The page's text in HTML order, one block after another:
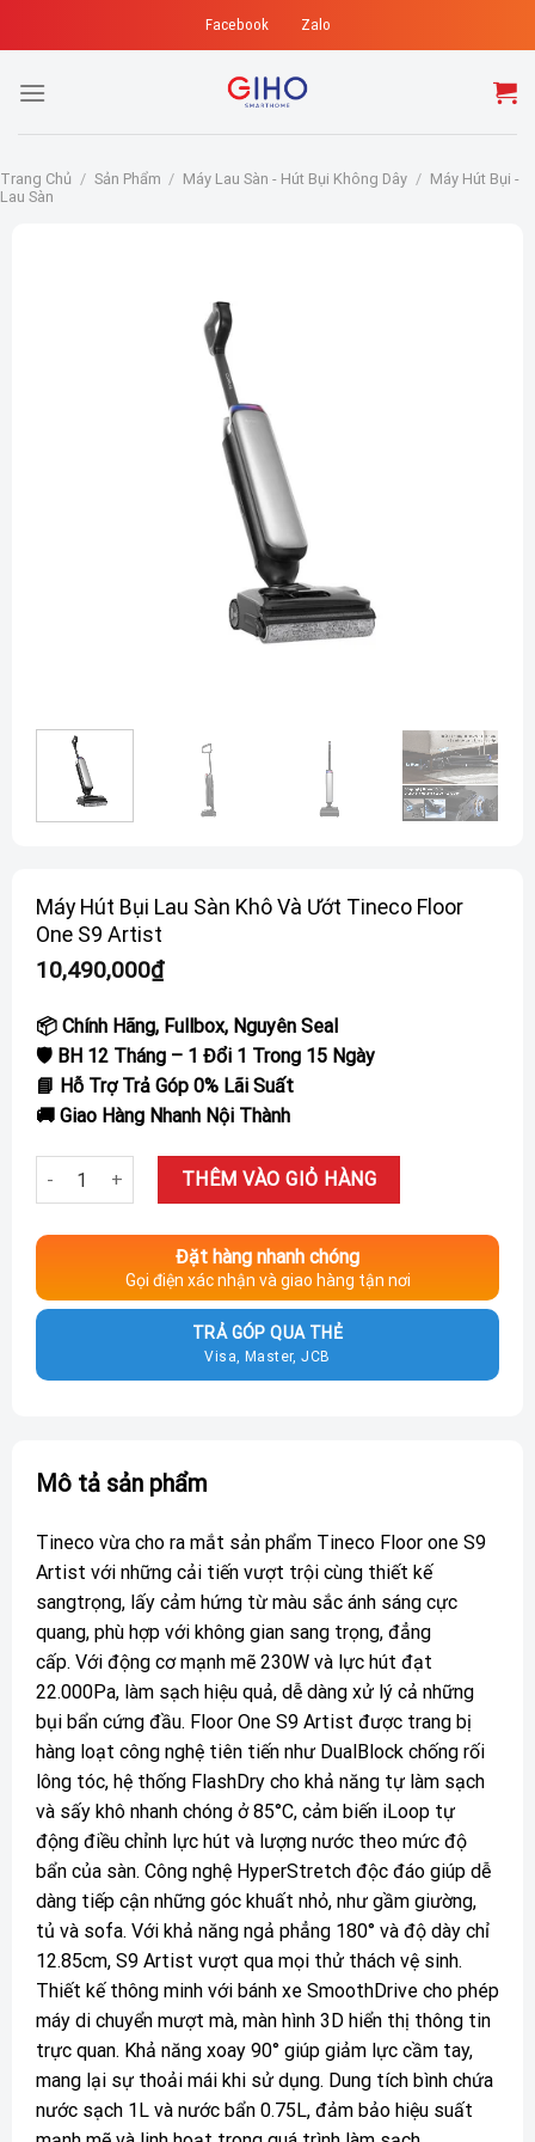
to
Facebook Zalo
Trang Chủ / Sản Phẩm / Máy Lau Sàn - Hút Bụi Không Dây / Máy Hút Bụi -
Lau Sàn
Máy Hút Bụi Lau Sàn Khô Và Ướt Tineco Floor
One S9 Artist
10,490,000₫
📦 Chính Hãng, Fullbox, Nguyên Seal
🛡️ BH 12 Tháng – 1 Đổi 1 Trong 15 Ngày
📘 Hỗ Trợ Trả Góp 0% Lãi Suất
🚚 Giao Hàng Nhanh Nội Thành
Máy Hút Bụi Lau Sàn Khô Và Ướt Tineco Floor One S9 Artist số
THÊM VÀO GIỎ HÀNG
Đặt hàng nhanh chóng
Gọi điện xác nhận và giao hàng tận nơi
TRẢ GÓP QUA THẺ
Visa, Master, JCB
Mô tả sản phẩm
Tineco vừa cho ra mắt sản phẩm Tineco Floor one S9
Artist với những cải tiến vượt trội cùng thiết kế
sangtrọng, lấy cảm hứng từ màu sắc ánh sáng cực
quang, phù hợp với không gian sang trọng, đẳng
cấp. Với động cơ mạnh mẽ 230W và lực hút đạt
22.000Pa, làm sạch hiệu quả, dễ dàng xử lý cả những
bụi bẩn cứng đầu. Floor One S9 Artist được trang bị
hàng loạt công nghệ tiên tiến như DualBlock chống rối
lông tóc, hệ thống FlashDry cho khả năng tự làm sạch
và sấy khô nhanh chóng ở 85°C, cảm biến iLoop tự
động điều chỉnh lực hút và lượng nước theo mức độ
bẩn của sàn. Công nghệ HyperStretch độc đáo giúp dễ
dàng tiếp cận những góc khuất nhỏ, như gầm giường,
tủ và sofa. Với khả năng ngả phẳng 180° và độ dày chỉ
12.85cm, S9 Artist vượt qua mọi thử thách vệ sinh.
Thiết kế thông minh với bánh xe SmoothDrive cho phép
máy di chuyển mượt mà, màn hình 3D hiển thị thông tin
trực quan. Khả năng xoay 90° giúp giảm lực cầm tay,
mang lại sự thoải mái khi sử dụng. Dung tích bình chứa
nước sạch 1L và nước bẩn 0.75L, đảm bảo hiệu suất